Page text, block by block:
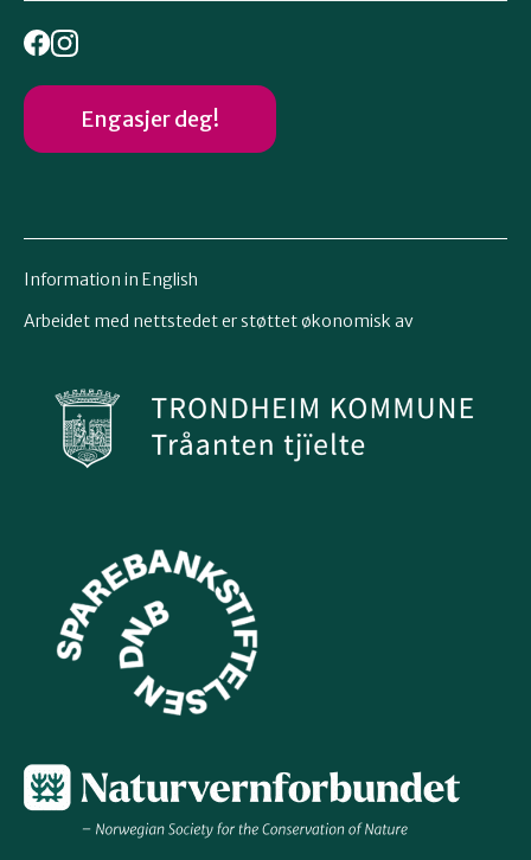
Engasjer deg!
Information in English
Arbeidet med nettstedet er støttet økonomisk av